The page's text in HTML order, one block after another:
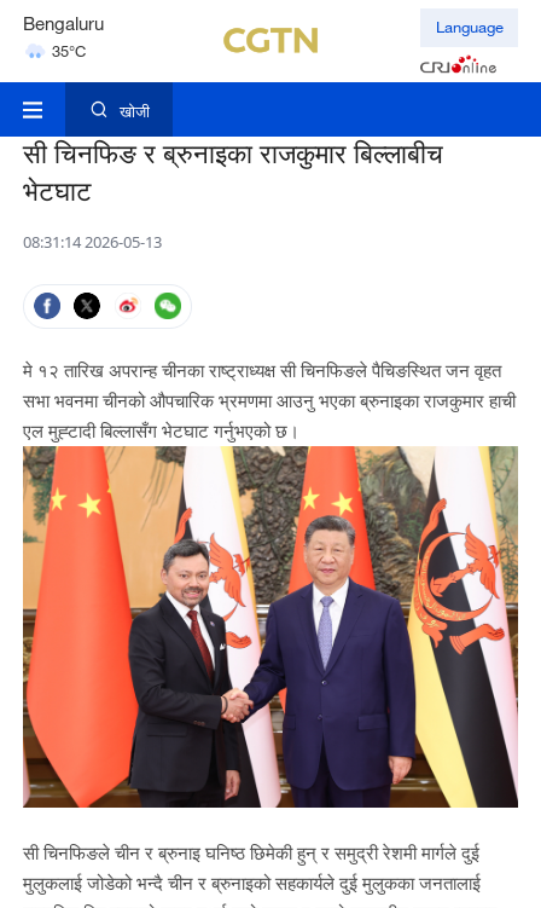
Bengaluru
35°C
Hyderabad
Language
खोजी
सी चिनफिङ र ब्रुनाइका राजकुमार बिल्लाबीच
भेटघाट
08:31:14 2026-05-13
मे १२ तारिख अपरान्ह चीनका राष्ट्राध्यक्ष सी चिनफिङले पैचिङस्थित जन वृहत
सभा भवनमा चीनको औपचारिक भ्रमणमा आउनु भएका ब्रुनाइका राजकुमार हाची
एल मुह्टादी बिल्लासँग भेटघाट गर्नुभएको छ।
सी चिनफिङले चीन र ब्रुनाइ घनिष्ठ छिमेकी हुन् र समुद्री रेशमी मार्गले दुई
मुलुकलाई जोडेको भन्दै चीन र ब्रुनाइको सहकार्यले दुई मुलुकका जनतालाई